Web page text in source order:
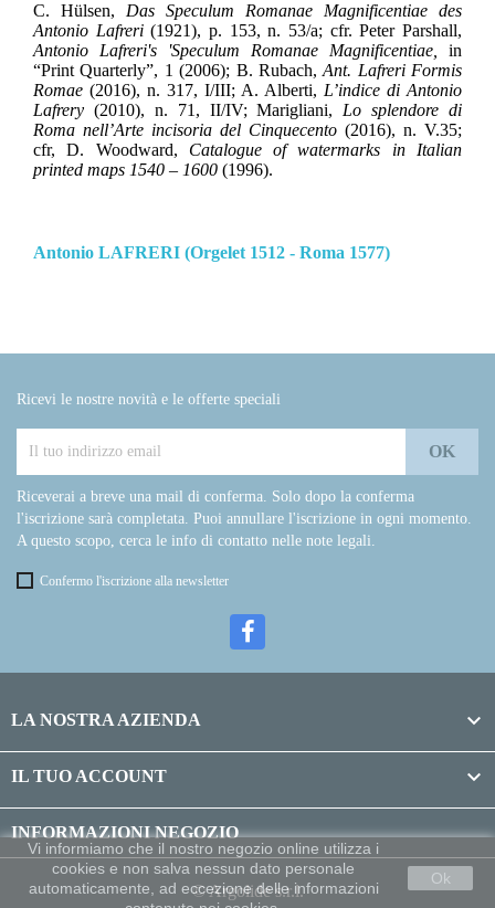
C. Hülsen, Das Speculum Romanae Magnificentiae des
Antonio Lafreri(1921), p. 153, n. 53/a; cfr. Peter Parshall,
Antonio Lafreri's 'Speculum Romanae Magnificentiae,
in
“Print Quarterly”, 1 (2006); B. Rubach,Ant. Lafreri Formis
Romae (2016), n. 317, I/III; A. Alberti, L’indice di Antonio
Lafrery (2010), n. 71, II/IV; Marigliani, Lo splendore di
Roma nell’Arte incisoria del Cinquecento (2016), n. V.35;
cfr, D. Woodward, Catalogue of watermarks in Italian
printed maps 1540 – 1600 (1996).
Antonio LAFRERI (Orgelet 1512 - Roma 1577)
Ricevi le nostre novità e le offerte speciali
Riceverai a breve una mail di conferma. Solo dopo la conferma
l'iscrizione sarà completata. Puoi annullare l'iscrizione in ogni momento.
A questo scopo, cerca le info di contatto nelle note legali.
Confermo l'iscrizione alla newsletter
LA NOSTRA AZIENDA 
IL TUO ACCOUNT 
INFORMAZIONI NEGOZIO
Vi informiamo che il nostro negozio online utilizza i
cookies e non salva nessun dato personale
automaticamente, ad eccezione delle informazioni
Ok
© Argolide s.r.l.